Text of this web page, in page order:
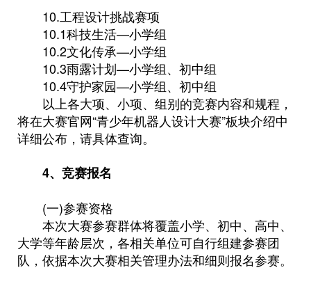
10.工程设计挑战赛项
10.1科技生活—小学组
10.2文化传承—小学组
10.3雨露计划—小学组、初中组
10.4守护家园—小学组、初中组
以上各大项、小项、组别的竞赛内容和规程，
将在大赛官网“青少年机器人设计大赛”板块介绍中
详细公布，请具体查询。
4、 竞赛报名
(一)参赛资格
本次大赛参赛群体将覆盖小学、初中、高中、
大学等年龄层次，各相关单位可自行组建参赛团
队，依据本次大赛相关管理办法和细则报名参赛。